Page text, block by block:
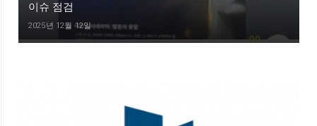
이슈 점검
2025년 12월 12일